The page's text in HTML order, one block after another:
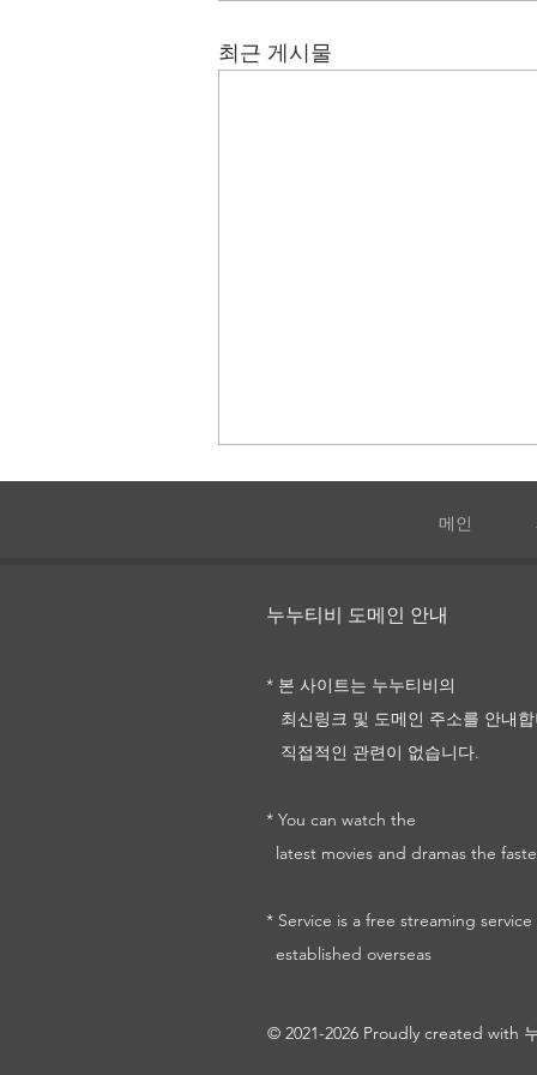
최근 게시물
1승 다시보기 및 정보
메인
누누티비 도메인 안내
* 본 사이트는 누누티비의
최신링크 및 도메인 주소를 안내
직접적인 관련이 없습니다.
* You can watch the
latest movies and dramas the
* Service is a free streaming service
established overseas
© 2021-2026 Proudly created with